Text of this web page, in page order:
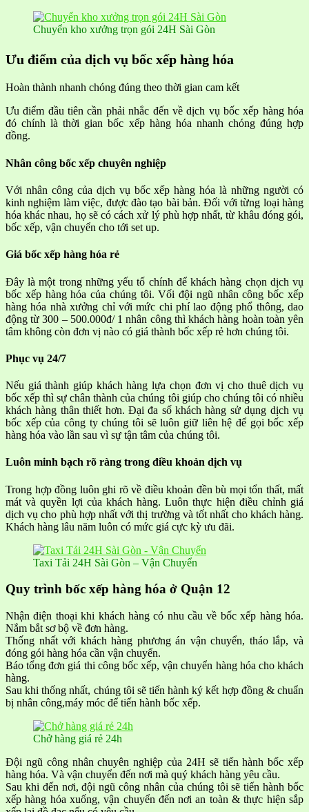
Chuyển kho xưởng trọn gói 24H Sài Gòn
Ưu điểm của dịch vụ bốc xếp hàng hóa
Hoàn thành nhanh chóng đúng theo thời gian cam kết
Ưu điểm đầu tiên cần phải nhắc đến về dịch vụ bốc xếp hàng hóa
đó chính là thời gian bốc xếp hàng hóa nhanh chóng đúng hợp
đồng.
Nhân công bốc xếp chuyên nghiệp
Với nhân công của dịch vụ bốc xếp hàng hóa là những người có
kinh nghiệm làm việc, được đào tạo bài bản. Đối với từng loại hàng
hóa khác nhau, họ sẽ có cách xử lý phù hợp nhất, từ khâu đóng gói,
bốc xếp, vận chuyển cho tới set up.
Giá bốc xếp hàng hóa rẻ
Đây là một trong những yếu tố chính để khách hàng chọn dịch vụ
bốc xếp hàng hóa của chúng tôi. Vối đội ngũ nhân công bốc xếp
hàng hóa nhà xưởng chỉ với mức chi phí lao động phổ thông, dao
động từ 300 – 500.000đ/ 1 nhân công thì khách hàng hoàn toàn yên
tâm không còn đơn vị nào có giá thành bốc xếp rẻ hơn chúng tôi.
Phục vụ 24/7
Nếu giá thành giúp khách hàng lựa chọn đơn vị cho thuê dịch vụ
bốc xếp thì sự chân thành của chúng tôi giúp cho chúng tôi có nhiều
khách hàng thân thiết hơn. Đại đa số khách hàng sử dụng dịch vụ
bốc xếp của công ty chúng tôi sẽ luôn giữ liên hệ để gọi bốc xếp
hàng hóa vào lần sau vì sự tận tâm của chúng tôi.
Luôn minh bạch rõ ràng trong điều khoản dịch vụ
Trong hợp đồng luôn ghi rõ về điều khoản đền bù mọi tổn thất, mất
mát và quyền lợi của khách hàng. Luôn thực hiện điều chỉnh giá
dịch vụ cho phù hợp nhất với thị trường và tốt nhất cho khách hàng.
Khách hàng lâu năm luôn có mức giá cực kỳ ưu đãi.
Taxi Tải 24H Sài Gòn – Vận Chuyển
Quy trình bốc xếp hàng hóa ở Quận 12
Nhận điện thoại khi khách hàng có nhu cầu về bốc xếp hàng hóa.
Nắm bắt sơ bộ về đơn hàng.
Thống nhất với khách hàng phương án vận chuyển, tháo lắp, và
đóng gói hàng hóa cần vận chuyển.
Báo tổng đơn giá thi công bốc xếp, vận chuyển hàng hóa cho khách
hàng.
Sau khi thống nhất, chúng tôi sẽ tiến hành ký kết hợp đồng & chuẩn
bị nhân công,máy móc để tiến hành bốc xếp.
Chở hàng giá rẻ 24h
Đội ngũ công nhân chuyên nghiệp của 24H sẽ tiến hành bốc xếp
hàng hóa. Và vận chuyển đến nơi mà quý khách hàng yêu cầu.
Sau khi đến nơi, đội ngũ công nhân của chúng tôi sẽ tiến hành bốc
xếp hàng hóa xuống, vận chuyển đến nơi an toàn & thực hiện sắp